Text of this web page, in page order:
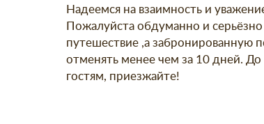
Надеемся на взаимность и
Пожалуйста обдуманно и
путешествие ,а забронированную
отменять менее чем за 10 дней.
гостям, приезжайте!